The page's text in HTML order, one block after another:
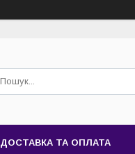
ДОСТАВКА ТА ОПЛАТА